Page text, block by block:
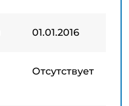
01.01.2016
Отсутствует